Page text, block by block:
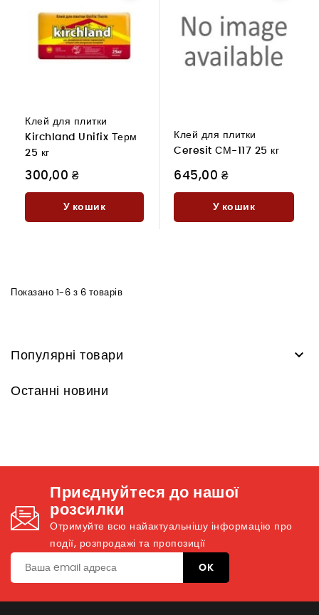
Клей для плитки
Kirchland Unifix Терм
25 кг
300,00 ₴
У кошик
Клей для плитки
Ceresit СМ-117 25 кг
645,00 ₴
У кошик
Показано 1-6 з 6 товарів
Популярні товари 
Останні новини
Приєднуйтеся до нашої
розсилки
Отримуйте всю найактуальнішу інформацію про
події, розпродажі та пропозиції